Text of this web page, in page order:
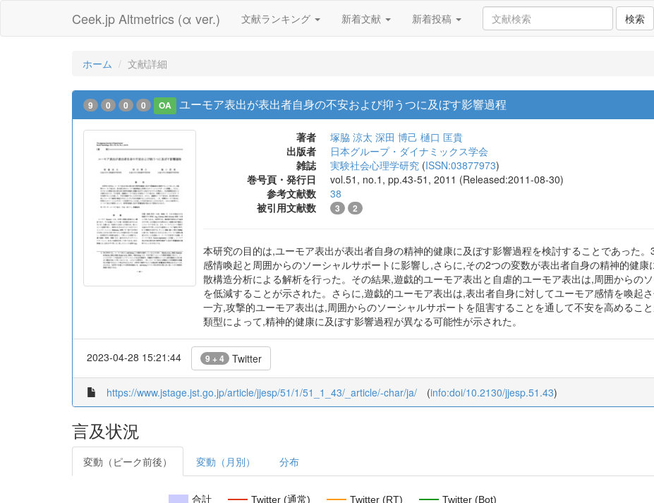
Ceek.jp Altmetrics (α ver.) 文献ランキング 新着文献 新着投稿 検索
ホーム 文献詳細
9 0 0 0 OA ユーモア表出が表出者自身の不安および抑うつに及ぼす影響過程
著者 塚脇 涼太 深田 博己 樋口 匡貴
出版者
日本グループ・ダイナミックス学会
雑誌
実験社会心理学研究 (ISSN:03877973)
巻号頁・発行日
vol.51, no.1, pp.43-51, 2011 (Released:2011-08-30)
参考文献数
38
被引用文献数
3 2
本研究の目的は,ユーモア表出が表出者自身の精神的健康に及ぼす影響過程を検討することであった
感情喚起と周囲からのソーシャルサポートに影響し,さらに,その2つの変数が表出者自身の精神的健
散構造分析による解析を行った。その結果,遊戯的ユーモア表出と自虐的ユーモア表出は,周囲からの
を低減することが示された。さらに,遊戯的ユーモア表出は,表出者自身に対してユーモア感情を喚起
一方,攻撃的ユーモア表出は,周囲からのソーシャルサポートを阻害することを通して不安を高めるこ
類型によって,精神的健康に及ぼす影響過程が異なる可能性が示された。
2023-04-28 15:21:44 9 + 4 Twitter
https://www.jstage.jst.go.jp/article/jjesp/51/1/51_1_43/_article/-char/ja/ (info:doi/10.2130/jjesp.51.43)
言及状況
変動（ピーク前後） 変動（月別） 分布
合計 Twitter (通常) Twitter (RT) Twitter (Bot)